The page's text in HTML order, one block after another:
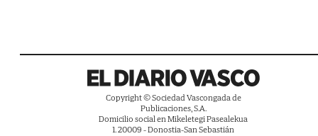
Copyright © Sociedad Vascongada de
Publicaciones, S.A.
Domicilio social en Mikeletegi Pasealekua
1. 20009 - Donostia-San Sebastián